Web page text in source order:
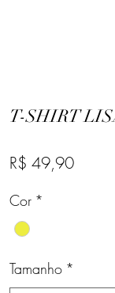
T-SHIRT
R$ 49,90Preço
Cor *
Tamanho *